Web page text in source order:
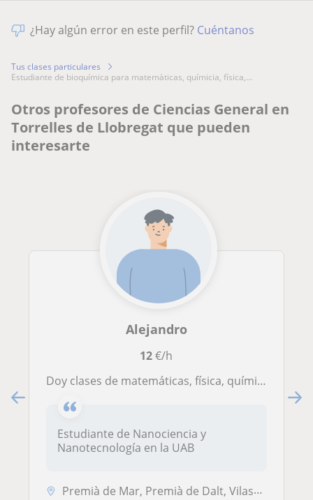
¿Hay algún error en este perfil? Cuéntanos
Tus clases particulares
estudiante de bioquímica para matemàticas, químicia, física,...
Otros profesores de Ciencias General en
Torrelles de Llobregat que pueden
interesarte
Alejandro
12€/h
Doy clases de matemáticas, física, química y biología de todos los niveles hasta el bachillerato
Estudiante de Nanociencia y
Nanotecnología en la UAB
Premià de Mar, Premià de Dalt, Vilassar de Dalt, Vilassar de Mar, El M...